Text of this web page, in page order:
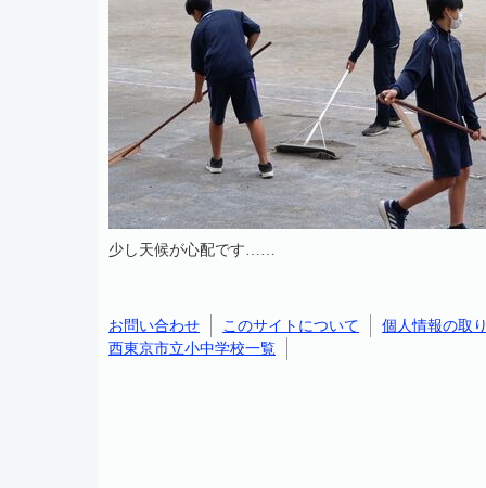
少し天候が心配です……
お問い合わせ このサイトについて
個人情報の取
西東京市立小中学校一覧